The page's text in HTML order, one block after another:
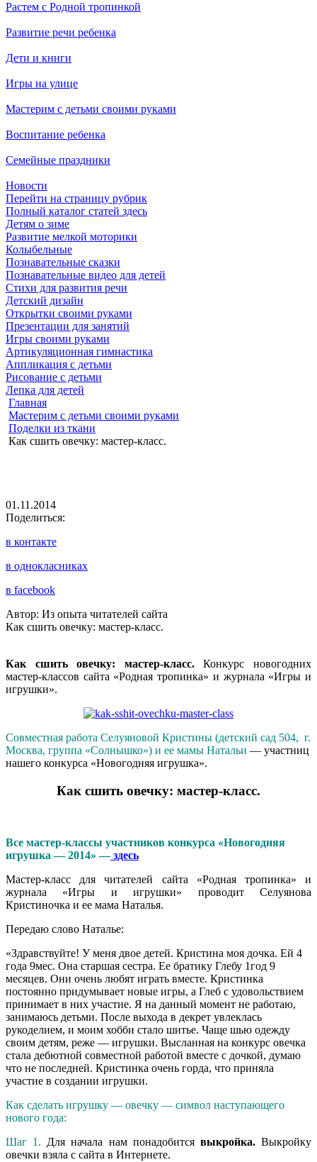
Растем с Родной тропинкой
Развитие речи ребенка
Дети и книги
Игры на улице
Мастерим с детьми своими руками
Воспитание ребенка
Семейные праздники
Новости
Перейти на страницу рубрик
Полный каталог статей здесь
Детям о зиме
Развитие мелкой моторики
Колыбельные
Познавательные сказки
Познавательные видео для детей
Стихи для развития речи
Детский дизайн
Открытки своими руками
Презентации для занятий
Игры своими руками
Артикуляционная гимнастика
Аппликация с детьми
Рисование с детьми
Лепка для детей
Главная
Мастерим с детьми своими руками
Поделки из ткани
Как сшить овечку: мастер-класс.
01.11.2014
Поделиться:
в контакте
в однокласниках
в facebook
Автор: Из опыта читателей сайта
Как сшить овечку: мастер-класс.
Как сшить овечку: мастер-класс.Конкурс новогодних
мастер-классов сайта «Родная тропинка» и журнала «Игры и
игрушки».
Совместная работа Селуяновой Кристины (детский сад 504, г.
Москва, группа «Солнышко») и ее мамы Натальи — участниц
нашего конкурса «Новогодняя игрушка».
Как сшить овечку: мастер-класс.
Все мастер-классы участников конкурса «Новогодняя
игрушка — 2014» —здесь
Мастер-класс для читателей сайта «Родная тропинка» и
журнала «Игры и игрушки» проводит Селуянова
Кристиночка и ее мама Наталья.
Передаю слово Наталье:
«Здравствуйте! У меня двое детей. Кристина моя дочка. Ей 4
года 9мес. Она старшая сестра. Ее братику Глебу 1год 9
месяцев. Они очень любят играть вместе. Кристинка
постоянно придумывает новые игры, а Глеб с удовольствием
принимает в них участие. Я на данный момент не работаю,
занимаюсь детьми. После выхода в декрет увлеклась
рукоделием, и моим хобби стало шитье. Чаще шью одежду
своим детям, реже — игрушки. Высланная на конкурс овечка
стала дебютной совместной работой вместе с дочкой, думаю
что не последней. Кристинка очень горда, что приняла
участие в создании игрушки.
Как сделать игрушку — овечку — символ наступающего
нового года:
Шаг 1. Для начала нам понадобится выкройка.Выкройку
овечки взяла с сайта в Интернете.